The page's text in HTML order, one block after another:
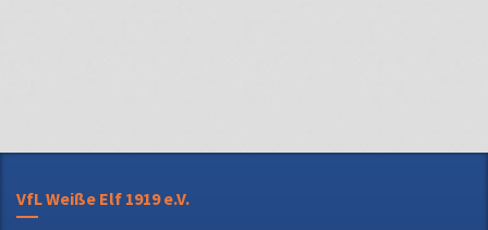
VfL Weiße Elf 1919 e.V.